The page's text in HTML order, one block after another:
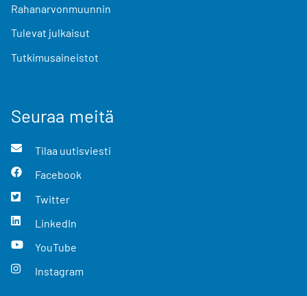
Rahanarvonmuunnin
Tulevat julkaisut
Tutkimusaineistot
Seuraa meitä
Tilaa uutisviesti
Facebook
Twitter
LinkedIn
YouTube
Instagram